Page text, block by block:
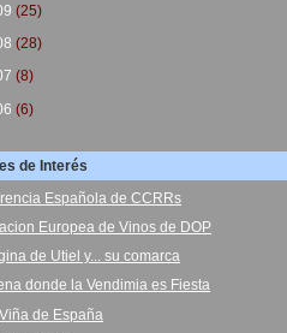
(25)
(28)
(8)
(6)
de Interés
Española de CCRRs
Europea de Vinos de DOP
de Utiel y... su comarca
donde la Vendimia es Fiesta
de España